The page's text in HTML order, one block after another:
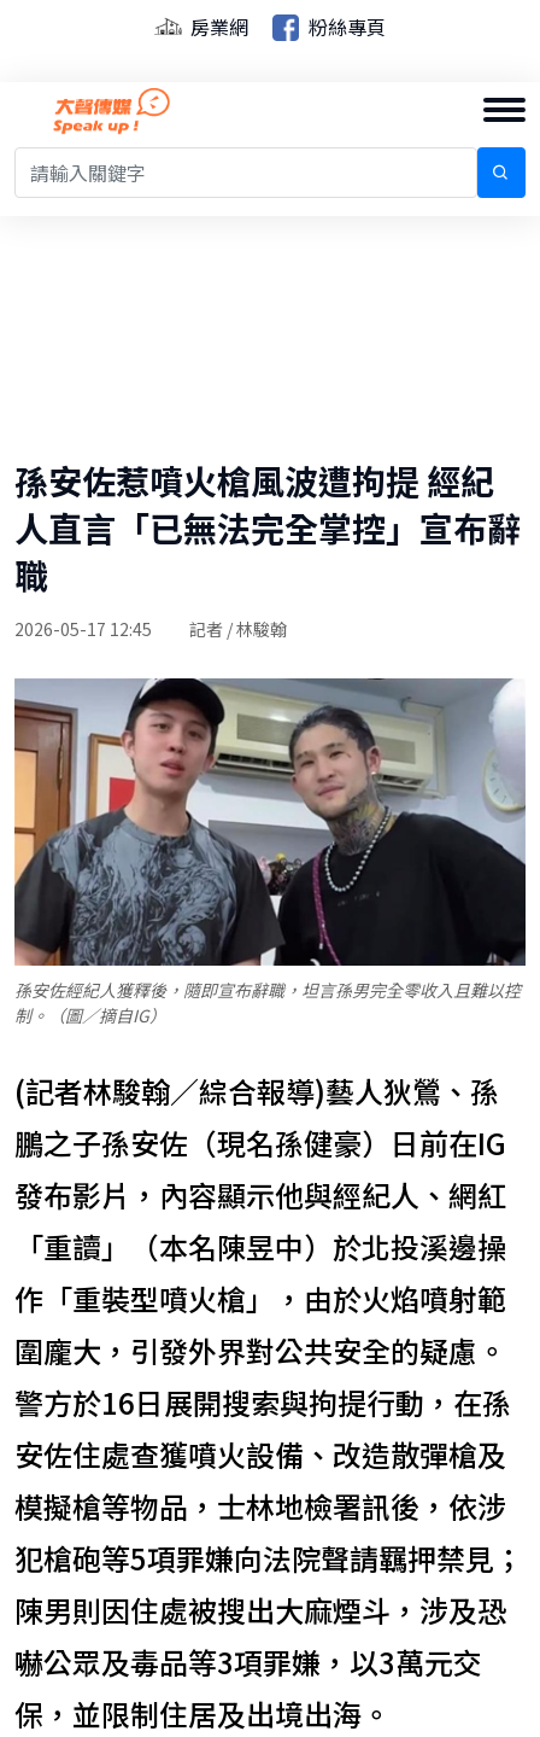
房業網 粉絲專頁
孫安佐惹噴火槍風波遭拘提 經紀
人直言「已無法完全掌控」宣布辭
職
2026-05-17 12:45 記者 / 林駿翰
孫安佐經紀人獲釋後，隨即宣布辭職，坦言孫男完全零收入且難以控
制。（圖／摘自IG）
(記者林駿翰／綜合報導)藝人狄鶯、孫
鵬之子孫安佐（現名孫健豪）日前在IG
發布影片，內容顯示他與經紀人、網紅
「重讀」（本名陳昱中）於北投溪邊操
作「重裝型噴火槍」，由於火焰噴射範
圍龐大，引發外界對公共安全的疑慮。
警方於16日展開搜索與拘提行動，在孫
安佐住處查獲噴火設備、改造散彈槍及
模擬槍等物品，士林地檢署訊後，依涉
犯槍砲等5項罪嫌向法院聲請羈押禁見；
陳男則因住處被搜出大麻煙斗，涉及恐
嚇公眾及毒品等3項罪嫌，以3萬元交
保，並限制住居及出境出海。